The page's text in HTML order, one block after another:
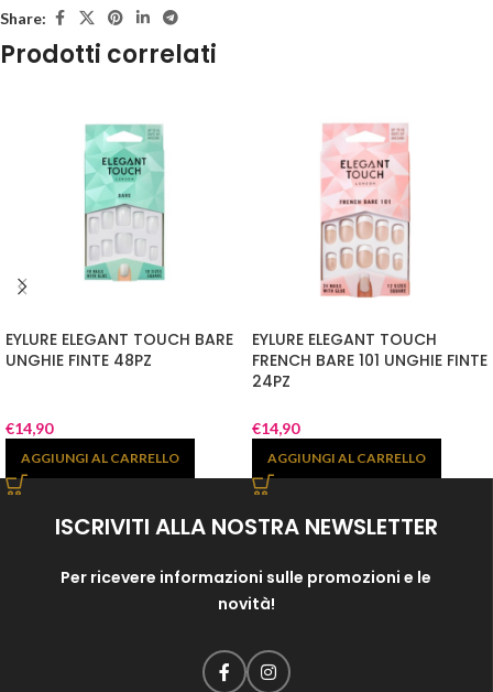
Share:
Prodotti correlati
EYLURE ELEGANT TOUCH BARE
UNGHIE FINTE 48PZ
€14,90
AGGIUNGI AL CARRELLO
EYLURE ELEGANT TOUCH
FRENCH BARE 101 UNGHIE FINTE
24PZ
€14,90
AGGIUNGI AL CARRELLO
ISCRIVITI ALLA NOSTRA NEWSLETTER
Per ricevere informazioni sulle promozioni e le
novità!